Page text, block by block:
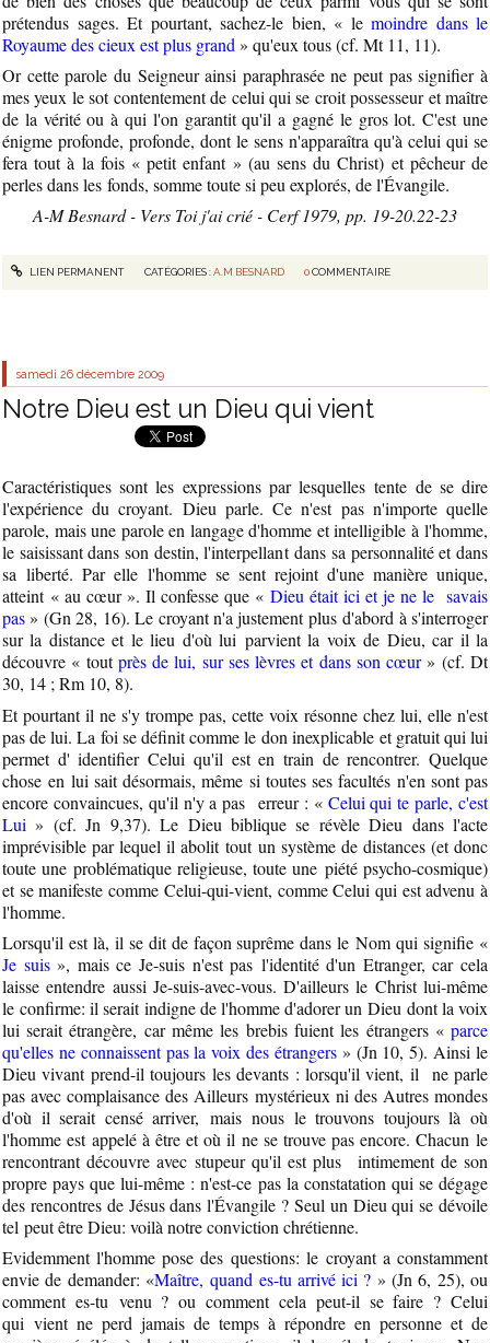
prétendus sages. Et pourtant, sachez-le bien, « le moindre dans le
Royaume des cieux est plus grand » qu'eux tous (cf. Mt 11, 11).
Or cette parole du Seigneur ainsi paraphrasée ne peut pas signifier à
mes yeux le sot contentement de celui qui se croit possesseur et maître
de la vérité ou à qui l'on garantit qu'il a gagné le gros lot. C'est une
énigme profonde, profonde, dont le sens n'apparaîtra qu'à celui qui se
fera tout à la fois « petit enfant » (au sens du Christ) et pêcheur de
perles dans les fonds, somme toute si peu explorés, de l'Évangile.
A-M Besnard - Vers Toi j'ai crié - Cerf 1979, pp. 19-20.22-23
LIEN PERMANENT CATÉGORIES :A.M BESNARD 0COMMENTAIRE
samedi 26 décembre 2009
Notre Dieu est un Dieu qui vient
Caractéristiques sont les expressions par lesquelles tente de se dire
l'expérience du croyant. Dieu parle. Ce n'est pas n'importe quelle
parole, mais une parole en langage d'homme et intelligible à l'homme,
le saisissant dans son destin, l'interpellant dans sa personnalité et dans
sa liberté. Par elle l'homme se sent rejoint d'une manière unique,
atteint « au cœur ». Il confesse que « Dieu était ici et je ne le savais
pas» (Gn 28, 16). Le croyant n'a justement plus d'abord à s'interroger
sur la distance et le lieu d'où lui parvient la voix de Dieu, car il la
découvre « toutprès de lui, sur ses lèvres et dans son cœur» (cf. Dt
30, 14 ; Rm 10, 8).
Et pourtant il ne s'y trompe pas, cette voix résonne chez lui, elle n'est
pas de lui. La foi se définit comme le don inexplicable et gratuit qui lui
permet d' identifier Celui qu'il est en train de rencontrer. Quelque
chose en lui sait désormais, même si toutes ses facultés n'en sont pas
encore convaincues, qu'il n'y a pas erreur : « Celui qui te parle, c'est
Lui » (cf. Jn 9,37). Le Dieu biblique se révèle Dieu dans l'acte
imprévisible par lequel il abolit tout un système de distances (et donc
toute une problématique religieuse, toute une piété psycho-cosmique)
et se manifeste comme Celui-qui-vient, comme Celui qui est advenu à
l'homme.
Lorsqu'il est là, il se dit de façon suprême dans le Nom qui signifie «
Je suis», mais ce Je-suis n'est pas l'identité d'un Etranger, car cela
laisse entendre aussi Je-suis-avec-vous. D'ailleurs le Christ lui-même
le confirme: il serait indigne de l'homme d'adorer un Dieu dont la voix
lui serait étrangère, car même les brebis fuient les étrangers « parce
qu'elles ne connaissent pas la voix des étrangers» (Jn 10, 5). Ainsi le
Dieu vivant prend-il toujours les devants : lorsqu'il vient, il ne parle
pas avec complaisance des Ailleurs mystérieux ni des Autres mondes
d'où il serait censé arriver, mais nous le trouvons toujours là où
l'homme est appelé à être et où il ne se trouve pas encore. Chacun le
rencontrant découvre avec stupeur qu'il est plus intimement de son
propre pays que lui-même : n'est-ce pas la constatation qui se dégage
des rencontres de Jésus dans l'Évangile ? Seul un Dieu qui se dévoile
tel peut être Dieu: voilà notre conviction chrétienne.
Evidemment l'homme pose des questions: le croyant a constamment
envie de demander: «Maître, quand es-tu arrivé ici ? » (Jn 6, 25), ou
comment es-tu venu ? ou comment cela peut-il se faire ? Celui
qui vient ne perd jamais de temps à répondre en personne et de